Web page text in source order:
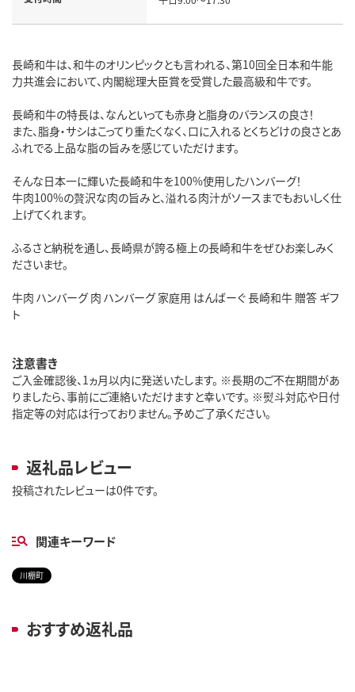
長崎和牛は、和牛のオリンピックとも言われる、第10回全日本和牛能
力共進会において、内閣総理大臣賞を受賞した最高級和牛です。
長崎和牛の特長は、なんといっても赤身と脂身のバランスの良さ！
また、脂身・サシはこってり重たくなく、口に入れるとくちどけの良さとあ
ふれでる上品な脂の旨みを感じていただけます。
そんな日本一に輝いた長崎和牛を100%使用したハンバーグ！
牛肉100%の贅沢な肉の旨みと、溢れる肉汁がソースまでもおいしく仕
上げてくれます。
ふるさと納税を通し、長崎県が誇る極上の長崎和牛をぜひお楽しみく
ださいませ。
牛肉 ハンバーグ 肉 ハンバーグ 家庭用 はんばーぐ 長崎和牛 贈答 ギフ
ト
注意書き
ご入金確認後、1ヵ月以内に発送いたします。 ※長期のご不在期間があ
りましたら、事前にご連絡いただけますと幸いです。 ※熨斗対応や日付
指定等の対応は行っておりません。予めご了承ください。
返礼品レビュー
投稿されたレビューは0件です。
関連キーワード
川棚町
おすすめ返礼品